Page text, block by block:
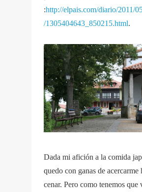
:http://elpais.com/diario/2011/
/1305404643_850215.html.
Dada mi afición a la comida
quedo con ganas de acercarme
cenar. Pero como tenemos que